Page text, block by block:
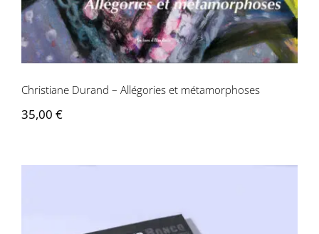
Christiane Durand – Allégories et métamorphoses
35,00 €